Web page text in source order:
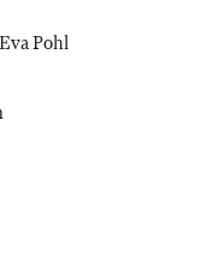
Eva Pohl